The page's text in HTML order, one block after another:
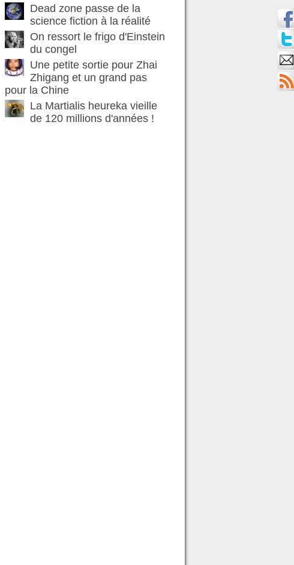
Dead zone passe de la
science fiction à la réalité
On ressort le frigo d'Einstein
du congel
Une petite sortie pour Zhai
Zhigang et un grand pas
pour la Chine
La Martialis heureka vieille
de 120 millions d'années !